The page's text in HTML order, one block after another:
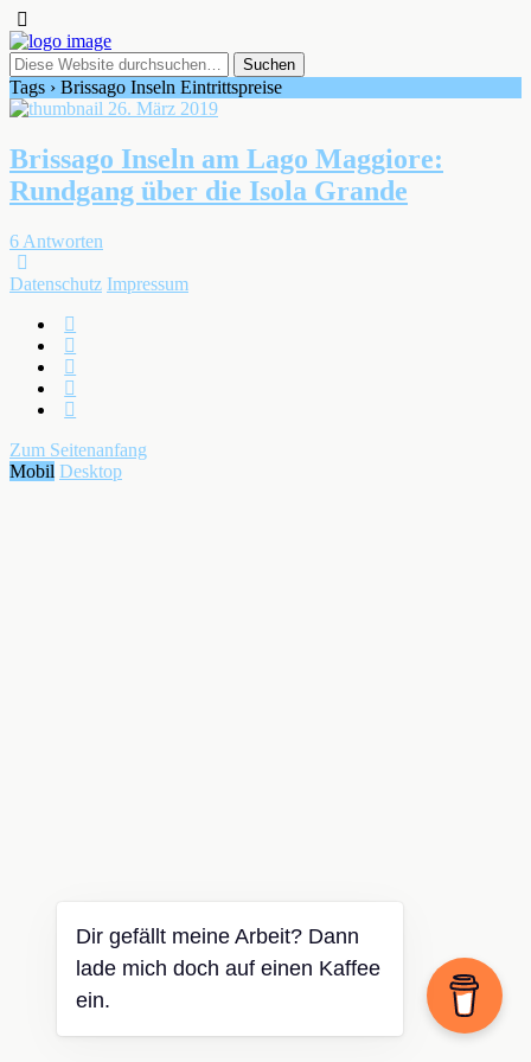
Tags › Brissago Inseln Eintrittspreise
26. März 2019
Brissago Inseln am Lago Maggiore:
Rundgang über die Isola Grande
6 Antworten
Datenschutz Impressum
Zum Seitenanfang
Mobil Desktop
Dir gefällt meine Arbeit? Dann
lade mich doch auf einen Kaffee
ein.